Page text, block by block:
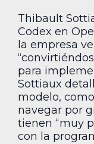
Thibault
Codex en
la empresa
para
Sottiaux
modelo,
navegar por
tienen “muy
con la